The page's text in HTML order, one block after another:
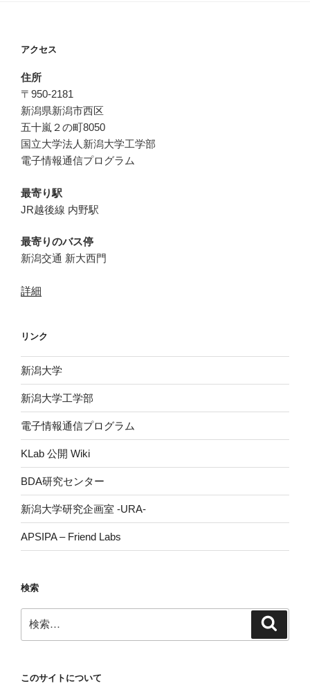
アクセス
住所
〒950-2181
新潟県新潟市西区
五十嵐２の町8050
国立大学法人新潟大学工学部
電子情報通信プログラム
最寄り駅
JR越後線 内野駅
最寄りのバス停
新潟交通 新大西門
詳細
リンク
新潟大学
新潟大学工学部
電子情報通信プログラム
KLab 公開 Wiki
BDA研究センター
新潟大学研究企画室 -URA-
APSIPA – Friend Labs
検索
検
索:
このサイトについて